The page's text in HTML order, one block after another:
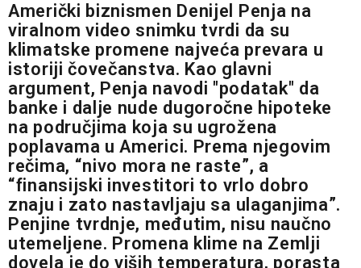
Američki biznismen Denijel Penja na
viralnom video snimku tvrdi da su
klimatske promene najveća prevara u
istoriji čovečanstva. Kao glavni
argument, Penja navodi "podatak" da
banke i dalje nude dugoročne hipoteke
na područjima koja su ugrožena
poplavama u Americi. Prema njegovim
rečima, “nivo mora ne raste”, a
“finansijski investitori to vrlo dobro
znaju i zato nastavljaju sa ulaganjima”.
Penjine tvrdnje, međutim, nisu naučno
utemeljene. Promena klime na Zemlji
dovela je do viših temperatura, porasta